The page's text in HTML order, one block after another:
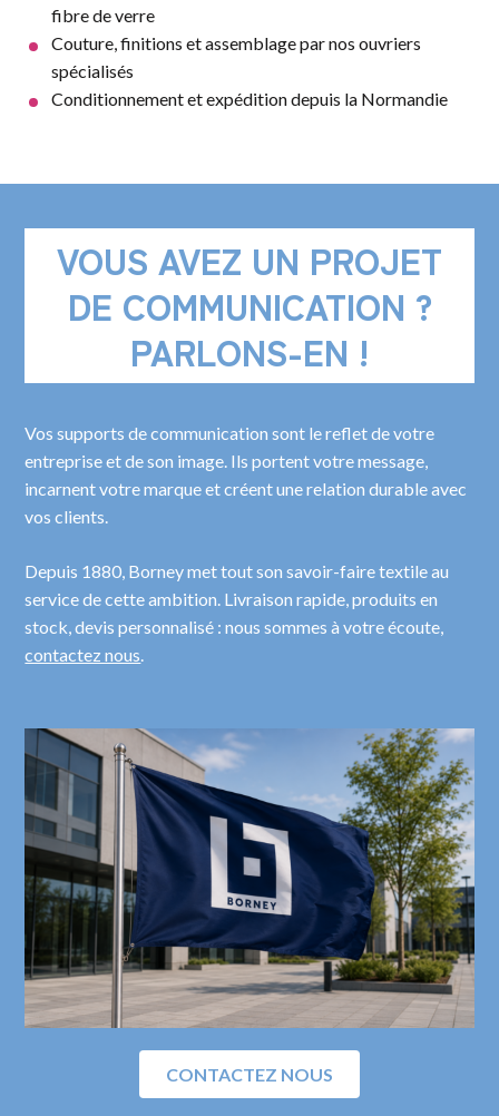
fibre de verre
Couture, finitions et assemblage par nos ouvriers
spécialisés
Conditionnement et expédition depuis la Normandie
VOUS AVEZ UN PROJET
DE COMMUNICATION ?
PARLONS-EN !
Vos supports de communication sont le reflet de votre
entreprise et de son image. Ils portent votre message,
incarnent votre marque et créent une relation durable avec
vos clients.
Depuis 1880, Borney met tout son savoir-faire textile au
service de cette ambition. Livraison rapide, produits en
stock, devis personnalisé : nous sommes à votre écoute,
contactez nous.
CONTACTEZ NOUS